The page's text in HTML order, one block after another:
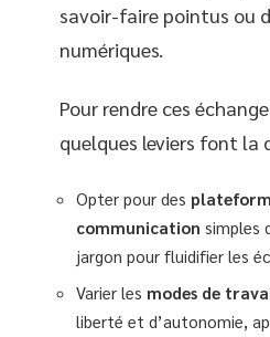
savoir-faire pointus ou
numériques.
Pour rendre ces
quelques leviers font la
Opter pour des
communication simples
jargon pour fluidifier les
Varier les modes de
liberté et d’autonomie,